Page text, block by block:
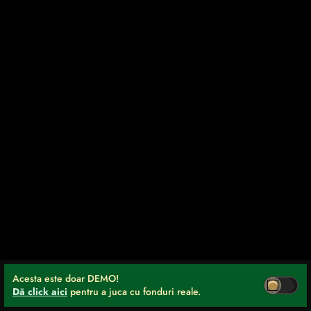
Acesta este doar DEMO!
Dă click aici pentru a juca cu fonduri reale.